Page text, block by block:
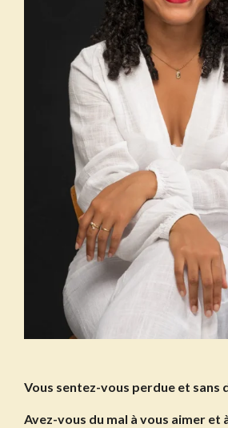
Vous sentez-vous perdue et sans
Avez-vous du mal à vous aimer et